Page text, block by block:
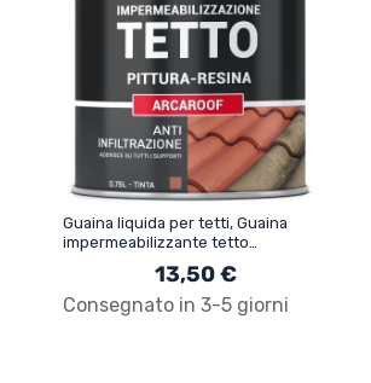
Guaina liquida per tetti, Guaina
impermeabilizzante tetto
13,50 €
Consegnato in 3-5 giorni